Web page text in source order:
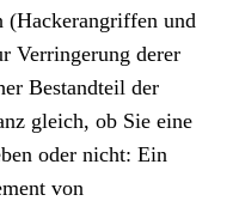
(Hackerangriffen und
Verringerung derer
Bestandteil der
gleich, ob Sie eine
oder nicht: Ein
von